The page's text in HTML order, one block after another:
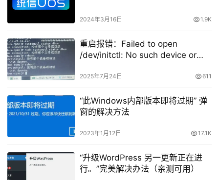
2024年3月16日 1.9K
重启报错：Failed to open
/dev/initctl: No such device or
2025年7月24日 611
“此Windows内部版本即将过期” 弹
窗的解决方法
2023年1月12日 17.1K
“升级WordPress 另一更新正在进
行。”完美解决办法（亲测可用）